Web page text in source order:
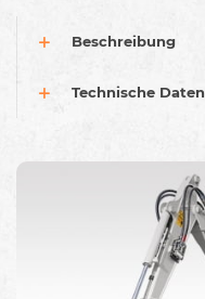
Beschreibung
Technische Daten